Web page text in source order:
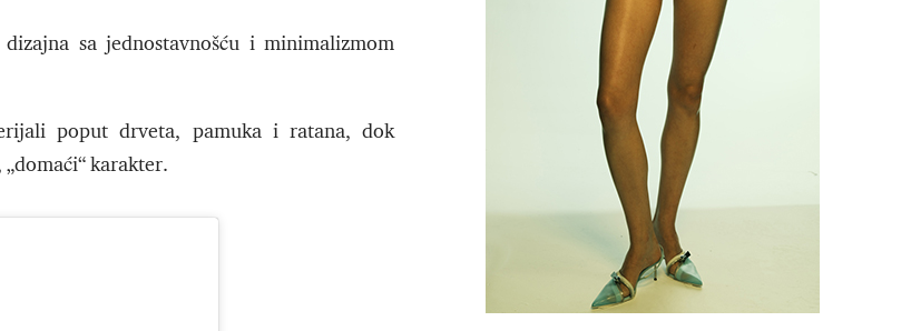
sa jednostavnošću i minimalizmom
poput drveta, pamuka i ratana, dok
karakter.